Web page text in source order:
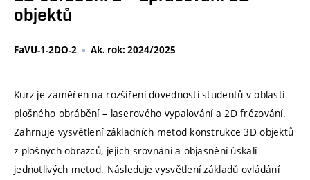
objektů
FaVU-1-2DO-2 Ak. rok: 2024/2025
Kurz je zaměřen na rozšíření dovedností studentů v oblasti
plošného obrábění – laserového vypalování a 2D frézování.
Zahrnuje vysvětlení základních metod konstrukce 3D objektů
z plošných obrazců, jejich srovnání a objasnění úskalí
jednotlivých metod. Následuje vysvětlení základů ovládání